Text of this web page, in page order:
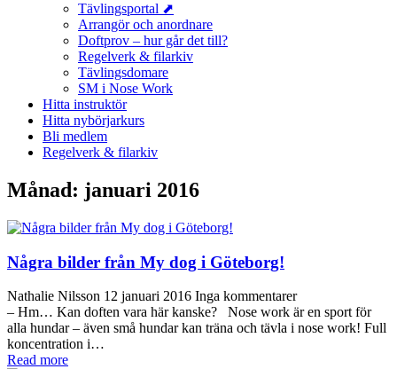
Tävlingsportal ⬈
Arrangör och anordnare
Doftprov – hur går det till?
Regelverk & filarkiv
Tävlingsdomare
SM i Nose Work
Hitta instruktör
Hitta nybörjarkurs
Bli medlem
Regelverk & filarkiv
Månad: januari 2016
Några bilder från My dog i Göteborg!
Nathalie Nilsson 12 januari 2016 Inga kommentarer
– Hm… Kan doften vara här kanske? Nose work är en sport för
alla hundar – även små hundar kan träna och tävla i nose work! Full
koncentration i…
Read more